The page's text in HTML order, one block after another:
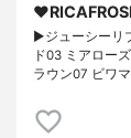
▶ジューシーリ
ド03 ミアロー
ラウン07 ビワ